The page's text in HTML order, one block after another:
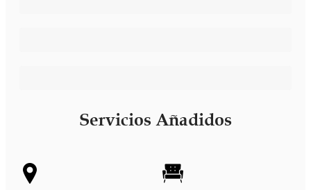
Servicios Añadidos